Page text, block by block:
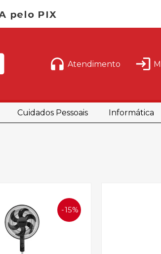
Atendimento
Cuidados Pessoais Informática
15%